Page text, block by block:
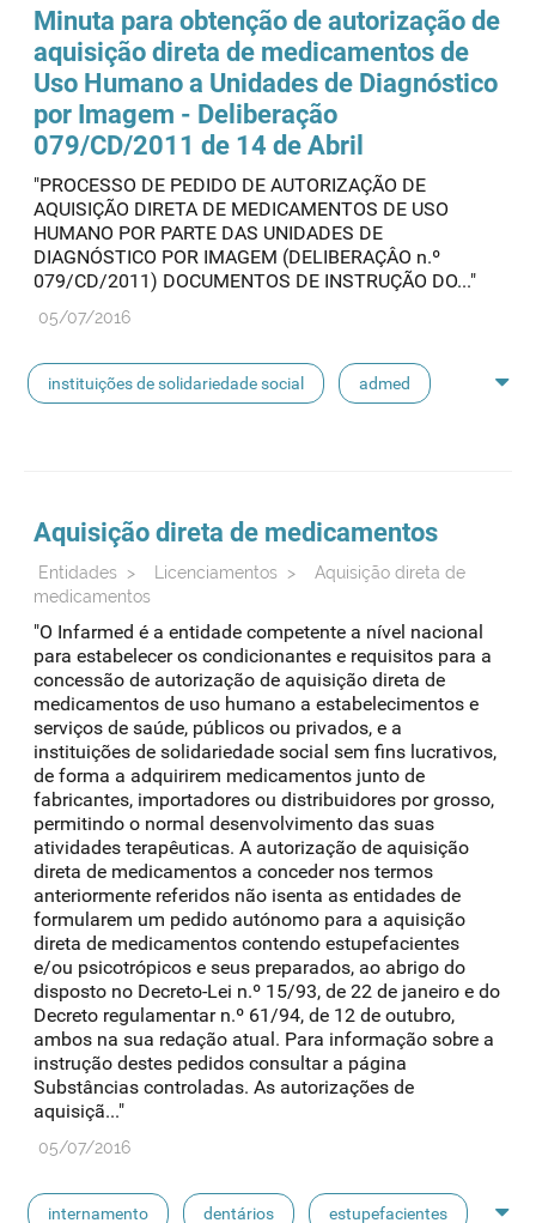
Minuta para obtenção de autorização de
aquisição direta de medicamentos de
Uso Humano a Unidades de Diagnóstico
por Imagem - Deliberação
079/CD/2011 de 14 de Abril
"PROCESSO DE PEDIDO DE AUTORIZAÇÃO DE
AQUISIÇÃO DIRETA DE MEDICAMENTOS DE USO
HUMANO POR PARTE DAS UNIDADES DE
DIAGNÓSTICO POR IMAGEM (DELIBERAÇÂO n.º
079/CD/2011) DOCUMENTOS DE INSTRUÇÃO DO..."
05/07/2016
instituições de solidariedade social admed
Aquisição direta de medicamentos
Entidades > Licenciamentos >
Aquisição direta de
medicamentos
"O Infarmed é a entidade competente a nível nacional
para estabelecer os condicionantes e requisitos para a
concessão de autorização de aquisição direta de
medicamentos de uso humano a estabelecimentos e
serviços de saúde, públicos ou privados, e a
instituições de solidariedade social sem fins lucrativos,
de forma a adquirirem medicamentos junto de
fabricantes, importadores ou distribuidores por grosso,
permitindo o normal desenvolvimento das suas
atividades terapêuticas. A autorização de aquisição
direta de medicamentos a conceder nos termos
anteriormente referidos não isenta as entidades de
formularem um pedido autónomo para a aquisição
direta de medicamentos contendo estupefacientes
e/ou psicotrópicos e seus preparados, ao abrigo do
disposto no Decreto-Lei n.º 15/93, de 22 de janeiro e do
Decreto regulamentar n.º 61/94, de 12 de outubro,
ambos na sua redação atual. Para informação sobre a
instrução destes pedidos consultar a página
Substâncias controladas. As autorizações de
aquisiçã..."
05/07/2016
internamento dentários estupefacientes